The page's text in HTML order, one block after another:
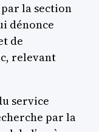
la section
dénonce
de
relevant
service
par la